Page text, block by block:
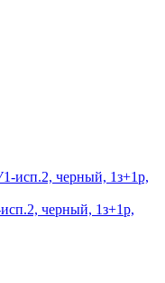
черный, 1з+1р,